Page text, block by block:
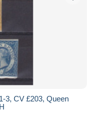
3, CV £203, Queen